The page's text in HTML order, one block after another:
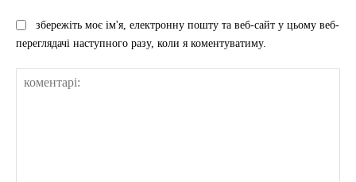
збережіть моє ім'я, електронну пошту та веб-сайт у цьому веб-
переглядачі наступного разу, коли я коментуватиму.